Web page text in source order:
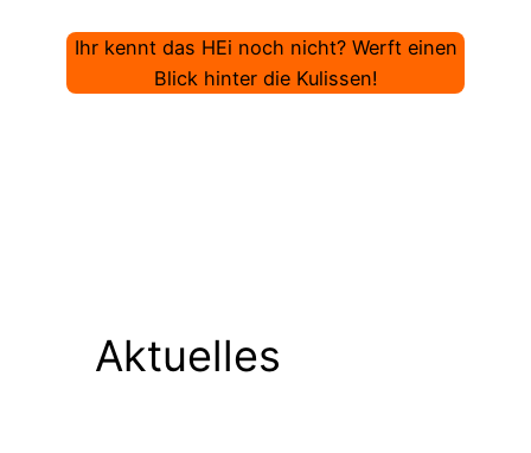
Ihr kennt das HEi noch nicht? Werft einen
Blick hinter die Kulissen!
Aktuelles